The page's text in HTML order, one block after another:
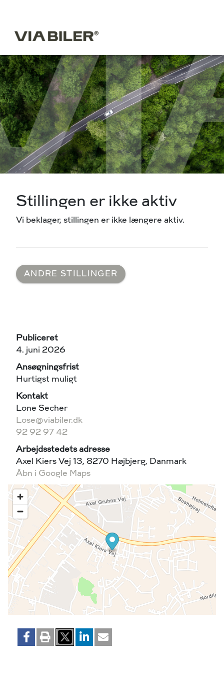
Stillingen er ikke aktiv
Vi beklager, stillingen er ikke længere aktiv.
ANDRE STILLINGER
Publiceret
4. juni 2026
Ansøgningsfrist
Hurtigst muligt
Kontakt
Lone Secher
Lose@viabiler.dk
92 92 97 42
Arbejdsstedets adresse
Axel Kiers Vej 13, 8270 Højbjerg, Danmark
Åbn i Google Maps